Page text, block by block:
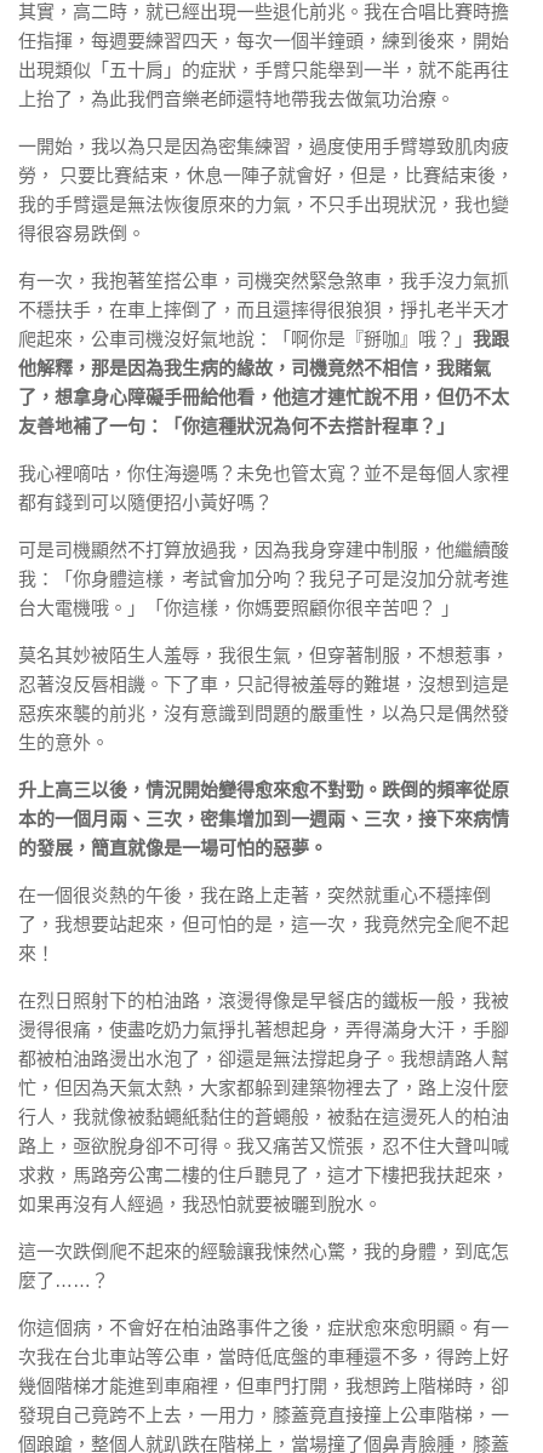
其實，高二時，就已經出現一些退化前兆。我在合唱比賽時擔
任指揮，每週要練習四天，每次一個半鐘頭，練到後來，開始
出現類似「五十肩」的症狀，手臂只能舉到一半，就不能再往
上抬了，為此我們音樂老師還特地帶我去做氣功治療。
一開始，我以為只是因為密集練習，過度使用手臂導致肌肉疲
勞， 只要比賽結束，休息一陣子就會好，但是，比賽結束後，
我的手臂還是無法恢復原來的力氣，不只手出現狀況，我也變
得很容易跌倒。
有一次，我抱著笙搭公車，司機突然緊急煞車，我手沒力氣抓
不穩扶手，在車上摔倒了，而且還摔得很狼狽，掙扎老半天才
爬起來，公車司機沒好氣地說：「啊你是『掰咖』哦？」 我跟
他解釋，那是因為我生病的緣故，司機竟然不相信，我賭氣
了，想拿身心障礙手冊給他看，他這才連忙說不用，但仍不太
友善地補了一句：「你這種狀況為何不去搭計程車？」
我心裡嘀咕，你住海邊嗎？未免也管太寬？並不是每個人家裡
都有錢到可以隨便招小黃好嗎？
可是司機顯然不打算放過我，因為我身穿建中制服，他繼續酸
我：「你身體這樣，考試會加分呴？我兒子可是沒加分就考進
台大電機哦。」「你這樣，你媽要照顧你很辛苦吧？ 」
莫名其妙被陌生人羞辱，我很生氣，但穿著制服，不想惹事，
忍著沒反唇相譏。下了車，只記得被羞辱的難堪，沒想到這是
惡疾來襲的前兆，沒有意識到問題的嚴重性，以為只是偶然發
生的意外。
升上高三以後，情況開始變得愈來愈不對勁。跌倒的頻率從原
本的一個月兩、三次，密集增加到一週兩、三次，接下來病情
的發展，簡直就像是一場可怕的惡夢。
在一個很炎熱的午後，我在路上走著，突然就重心不穩摔倒
了，我想要站起來，但可怕的是，這一次，我竟然完全爬不起
來！
在烈日照射下的柏油路，滾燙得像是早餐店的鐵板一般，我被
燙得很痛，使盡吃奶力氣掙扎著想起身，弄得滿身大汗，手腳
都被柏油路燙出水泡了，卻還是無法撐起身子。我想請路人幫
忙，但因為天氣太熱，大家都躲到建築物裡去了，路上沒什麼
行人，我就像被黏蠅紙黏住的蒼蠅般，被黏在這燙死人的柏油
路上，亟欲脫身卻不可得。我又痛苦又慌張，忍不住大聲叫喊
求救，馬路旁公寓二樓的住戶聽見了，這才下樓把我扶起來，
如果再沒有人經過，我恐怕就要被曬到脫水。
這一次跌倒爬不起來的經驗讓我悚然心驚，我的身體，到底怎
麼了……？
你這個病，不會好在柏油路事件之後，症狀愈來愈明顯。有一
次我在台北車站等公車，當時低底盤的車種還不多，得跨上好
幾個階梯才能進到車廂裡，但車門打開，我想跨上階梯時，卻
發現自己竟跨不上去，一用力，膝蓋竟直接撞上公車階梯，一
個踉蹌，整個人就趴跌在階梯上，當場撞了個鼻青臉腫，膝蓋